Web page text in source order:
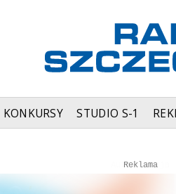
KONKURSY STUDIO S-1
Reklama
Autopromocja